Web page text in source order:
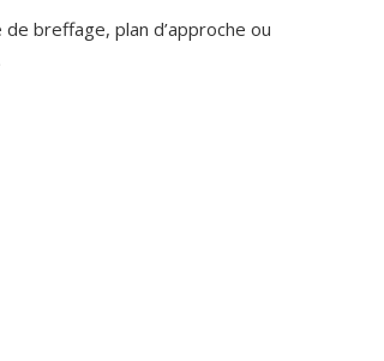
breffage, plan d’approche ou